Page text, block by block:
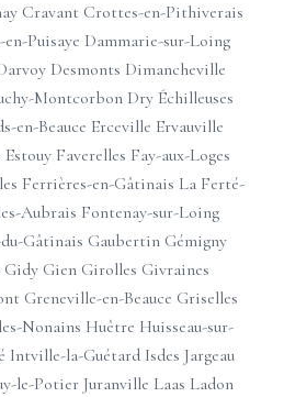
Cravant Crottes-en-Pithiverais
Puisaye Dammarie-sur-Loing
Desmonts Dimancheville
Montcorbon Dry Échilleuses
en-Beauce Erceville Ervauville
Estouy Faverelles Fay-aux-Loges
Ferrières-en-Gâtinais La Ferté-
Aubrais Fontenay-sur-Loing
Gâtinais Gaubertin Gémigny
Gidy Gien Girolles Givraines
Greneville-en-Beauce Griselles
Nonains Huêtre Huisseau-sur-
Intville-la-Guétard Isdes Jargeau
le-Potier Juranville Laas Ladon